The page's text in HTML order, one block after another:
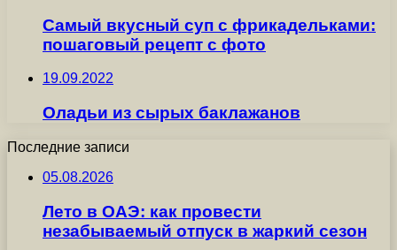
Самый вкусный суп с фрикадельками:
пошаговый рецепт с фото
19.09.2022
Оладьи из сырых баклажанов
Последние записи
05.08.2026
Лето в ОАЭ: как провести
незабываемый отпуск в жаркий сезон